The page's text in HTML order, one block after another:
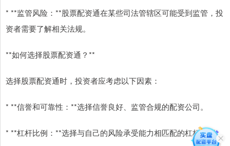
* **监管风险：**股票配资通在某些司法管辖区可能受到监管，投
资者需要了解相关法规。
**如何选择股票配资通？**
选择股票配资通时，投资者应考虑以下因素：
* **信誉和可靠性：**选择信誉良好、监管合规的配资公司。
* **杠杆比例：**选择与自己的风险承受能力相匹配的杠杆比例。